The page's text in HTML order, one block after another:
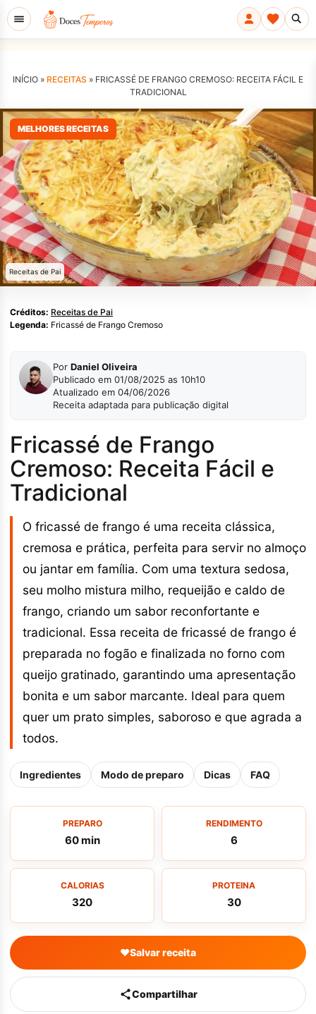
INÍCIO » RECEITAS » FRICASSÉ DE FRANGO CREMOSO: RECEITA FÁCIL E
TRADICIONAL
MELHORES RECEITAS
Receitas de Pai
Créditos: Receitas de Pai
Legenda: Fricassé de Frango Cremoso
Por Daniel Oliveira
Publicado em 01/08/2025 as 10h10
Atualizado em 04/06/2026
Receita adaptada para publicação digital
Fricassé de Frango
Cremoso: Receita Fácil e
Tradicional
O fricassé de frango é uma receita clássica,
cremosa e prática, perfeita para servir no almoço
ou jantar em família. Com uma textura sedosa,
seu molho mistura milho, requeijão e caldo de
frango, criando um sabor reconfortante e
tradicional. Essa receita de fricassé de frango é
preparada no fogão e finalizada no forno com
queijo gratinado, garantindo uma apresentação
bonita e um sabor marcante. Ideal para quem
quer um prato simples, saboroso e que agrada a
todos.
Ingredientes Modo de preparo Dicas FAQ
PREPARO
60 min
RENDIMENTO
6
CALORIAS
320
PROTEINA
30
♥Salvar receita
Compartilhar